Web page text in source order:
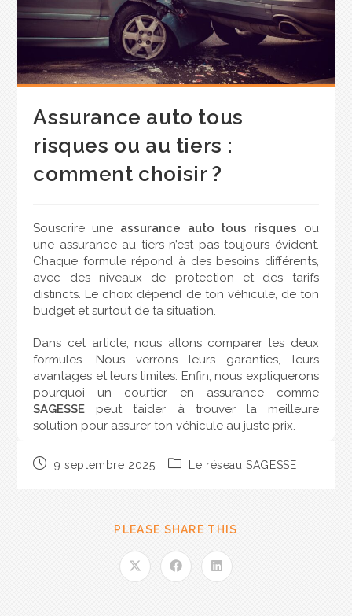
Assurance auto tous
risques ou au tiers :
comment choisir ?
Souscrire une assurance auto tous risques ou
une assurance au tiers n’est pas toujours évident.
Chaque formule répond à des besoins différents,
avec des niveaux de protection et des tarifs
distincts. Le choix dépend de ton véhicule, de ton
budget et surtout de ta situation.
Dans cet article, nous allons comparer les deux
formules. Nous verrons leurs garanties, leurs
avantages et leurs limites. Enfin, nous expliquerons
pourquoi un courtier en assurance comme
SAGESSE peut t’aider à trouver la meilleure
solution pour assurer ton véhicule au juste prix.
Assurance auto au tiers : le
responsabilité civile , est la formule la plus
basique. Elle est obligatoire pour tout véhicule
terrestre à moteur.
9 septembre 2025 Le réseau SAGESSE
PLEASE SHARE THIS